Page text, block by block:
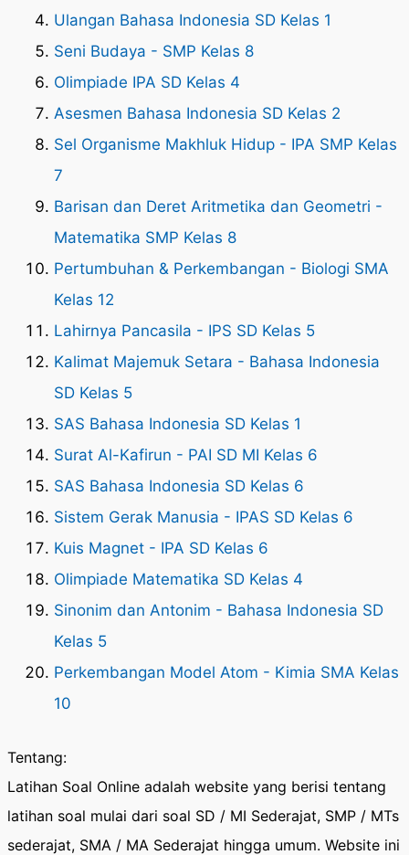
Ulangan Bahasa Indonesia SD Kelas 1
Seni Budaya - SMP Kelas 8
Olimpiade IPA SD Kelas 4
Asesmen Bahasa Indonesia SD Kelas 2
Sel Organisme Makhluk Hidup - IPA SMP Kelas
7
Barisan dan Deret Aritmetika dan Geometri -
Matematika SMP Kelas 8
Pertumbuhan & Perkembangan - Biologi SMA
Kelas 12
Lahirnya Pancasila - IPS SD Kelas 5
Kalimat Majemuk Setara - Bahasa Indonesia
SD Kelas 5
SAS Bahasa Indonesia SD Kelas 1
Surat Al-Kafirun - PAI SD MI Kelas 6
SAS Bahasa Indonesia SD Kelas 6
Sistem Gerak Manusia - IPAS SD Kelas 6
Kuis Magnet - IPA SD Kelas 6
Olimpiade Matematika SD Kelas 4
Sinonim dan Antonim - Bahasa Indonesia SD
Kelas 5
Perkembangan Model Atom - Kimia SMA Kelas
10
Tentang:
Latihan Soal Online adalah website yang berisi tentang
latihan soal mulai dari soal SD / MI Sederajat, SMP / MTs
sederajat, SMA / MA Sederajat hingga umum. Website ini